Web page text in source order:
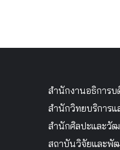
สำนักงานอธิการบ
สำนักวิทยบริการแ
สำนักศิลปะและวั
สถาบันวิจัยและพั